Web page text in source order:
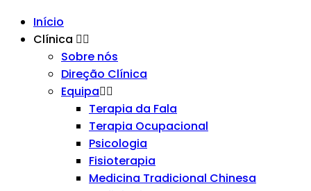
Início
Clínica
Sobre nós
Direção Clínica
Equipa
Terapia da Fala
Terapia Ocupacional
Psicologia
Fisioterapia
Medicina Tradicional Chinesa